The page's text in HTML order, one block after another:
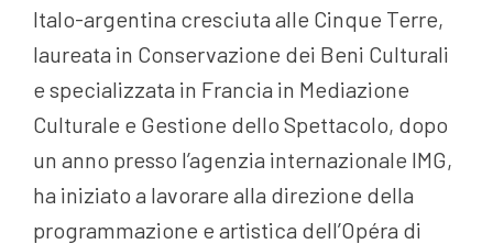
Italo-argentina cresciuta alle Cinque Terre,
laureata in Conservazione dei Beni Culturali
e specializzata in Francia in Mediazione
Culturale e Gestione dello Spettacolo, dopo
un anno presso l’agenzia internazionale IMG,
ha iniziato a lavorare alla direzione della
programmazione e artistica dell’Opéra di